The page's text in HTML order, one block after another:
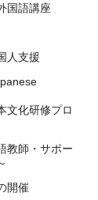
国語講座
人支援
文化研修プロ
教師・サポー
開催